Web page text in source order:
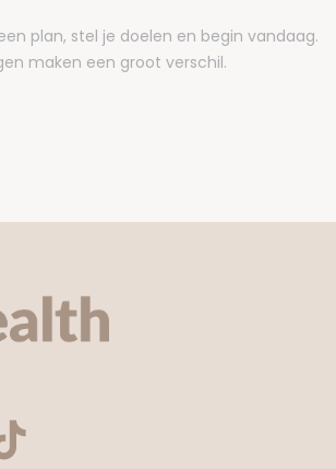
plan, stel je doelen en begin vandaag.
maken een groot verschil.